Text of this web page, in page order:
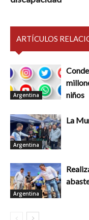
ARTÍCULOS
Argentina
niños
Argentina
La
Argentina